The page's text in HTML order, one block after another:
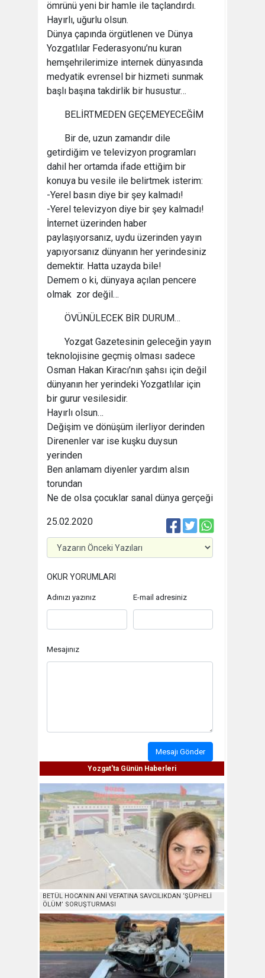
ömrünü yeni bir hamle ile taçlandırdı.
Hayırlı, uğurlu olsun.
Dünya çapında örgütlenen ve Dünya
Yozgatlılar Federasyonu’nu kuran
hemşehrilerimize internek dünyasında
medyatik evrensel bir hizmeti sunmak
başlı başına takdirlik bir husustur…
BELİRTMEDEN GEÇEMEYECEĞİM
Bir de, uzun zamandır dile
getirdiğim ve televizyon programları
dahil her ortamda ifade ettiğim bir
konuya bu vesile ile belirtmek isterim:
-Yerel basın diye bir şey kalmadı!
-Yerel televizyon diye bir şey kalmadı!
İnternet üzerinden haber
paylaşıyorsanız, uydu üzerinden yayın
yapıyorsanız dünyanın her yerindesiniz
demektir. Hatta uzayda bile!
Demem o ki, dünyaya açılan pencere
olmak zor değil…
ÖVÜNÜLECEK BİR DURUM…
Yozgat Gazetesinin geleceğin yayın
teknolojisine geçmiş olması sadece
Osman Hakan Kiracı’nın şahsı için değil
dünyanın her yerindeki Yozgatlılar için
bir gurur vesilesidir.
Hayırlı olsun…
Değişim ve dönüşüm ilerliyor derinden
Direnenler var ise kuşku duysun
yerinden
Ben anlamam diyenler yardım alsın
torundan
Ne de olsa çocuklar sanal dünya gerçeği
25.02.2020
OKUR YORUMLARI
Adınızı yazınız E-mail adresiniz
Mesajınız
Mesajı Gönder
Yozgat'ta Günün Haberleri
BETÜL HOCA’NIN ANİ VEFATINA SAVCILIKDAN ‘ŞÜPHELİ
ÖLÜM’ SORUŞTURMASI